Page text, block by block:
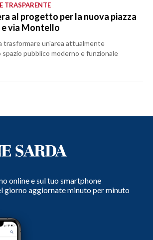
TRASPARENTE
al progetto per la nuova piazza
via Montello
trasformare un'area attualmente
pubblico moderno e funzionale
online e sul tuo smartphone
giorno aggiornate minuto per minuto